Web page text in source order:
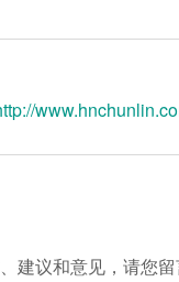
建议和意见，请您